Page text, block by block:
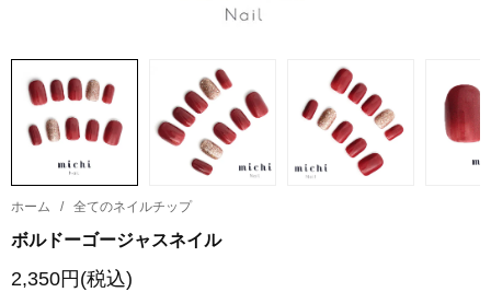
ホーム / 全てのネイルチップ
ボルドーゴージャスネイル
2,350円(税込)